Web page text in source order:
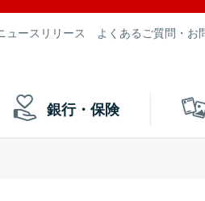
ュースリリース よくあるご質問・お
銀行・保険